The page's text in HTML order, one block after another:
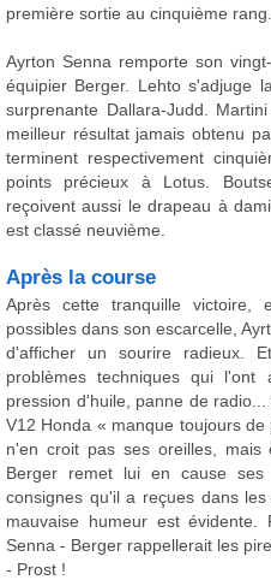
première sortie au cinquième rang.
Ayrton Senna remporte son
équipier Berger. Lehto s'adjuge
surprenante Dallara-Judd.
meilleur résultat jamais obtenu
terminent respectivement
points précieux à Lotus.
reçoivent aussi le drapeau à
est classé neuvième.
Après la course
Après cette tranquille victoire,
possibles dans son escarcelle,
d'afficher un sourire radieux.
problèmes techniques qui l'ont
pression d'huile, panne de
V12 Honda « manque toujours
n'en croit pas ses oreilles, mais
Berger remet lui en cause
consignes qu'il a reçues dans
mauvaise humeur est
Senna - Berger rappellerait les
- Prost !